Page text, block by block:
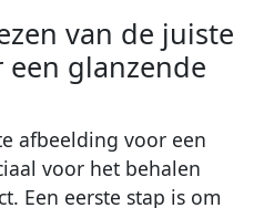
van de juiste
glanzende
afbeelding voor een
voor het behalen
Een eerste stap is om